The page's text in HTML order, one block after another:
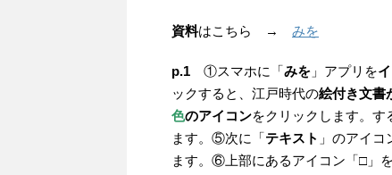
資料はこちら → みを
p.1 ①スマホに「みを 」アプリを
ックすると、江戸時代の絵付き文書
色のアイコンをクリックします。
ます。⑤次に「テキスト 」のアイコ
ます。⑥上部にあるアイコン「□ 」